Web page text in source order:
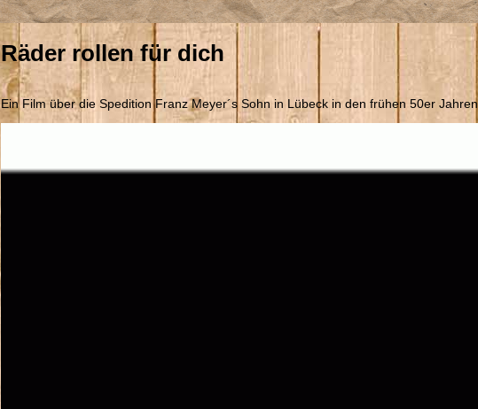
Räder rollen für dich
Ein Film über die Spedition Franz Meyer´s Sohn in Lübeck in den frühen 50er Jahren.